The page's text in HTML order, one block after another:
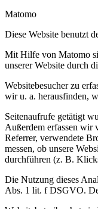
Matomo
Diese Website benutzt
Mit Hilfe von Matomo
unserer Website durch
Websitebesucher zu
wir u. a. herausfinden,
Seitenaufrufe getätigt
Außerdem erfassen wir
Referrer, verwendete
messen, ob unsere
durchführen (z. B.
Die Nutzung dieses
Abs. 1 lit. f DSGVO.